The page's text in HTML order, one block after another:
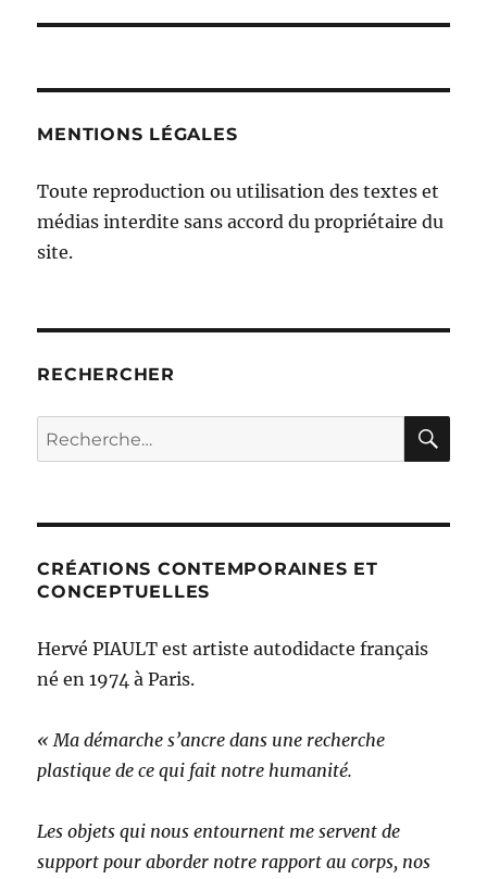
MENTIONS LÉGALES
Toute reproduction ou utilisation des textes et
médias interdite sans accord du propriétaire du
site.
RECHERCHER
Recherche
pour :
CRÉATIONS CONTEMPORAINES ET
CONCEPTUELLES
Hervé PIAULT est artiste autodidacte français
né en 1974 à Paris.
« Ma démarche s’ancre dans une recherche
plastique de ce qui fait notre humanité.
Les objets qui nous entournent me servent de
support pour aborder notre rapport au corps, nos